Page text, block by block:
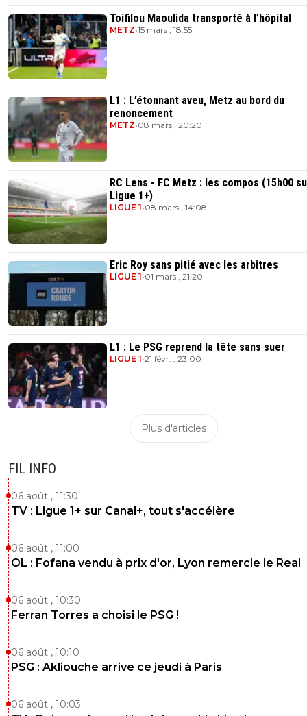
Toifilou Maoulida transporté à l’hôpital
METZ•15 mars , 18:55
L1 : L’étonnant aveu, Metz au bord du
renoncement
METZ•08 mars , 20:20
RC Lens - FC Metz : les compos (15h00
Ligue 1+)
LIGUE 1•08 mars , 14:08
Eric Roy sans pitié avec les arbitres
LIGUE 1•01 mars , 21:20
L1 : Le PSG reprend la tête sans suer
LIGUE 1•21 févr. , 23:00
Plus d'articles
FIL INFO
06 août , 11:30
TV : Ligue 1+ sur Canal+, tout s'accélère
06 août , 11:00
OL : Fofana vendu à prix d'or, Lyon remercie le Real
06 août , 10:30
Ferran Torres a choisi le PSG !
06 août , 10:10
PSG : Akliouche arrive ce jeudi à Paris
06 août , 10:03